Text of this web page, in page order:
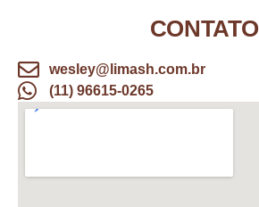
CONTATO
wesley@limash.com.br
(11) 96615-0265